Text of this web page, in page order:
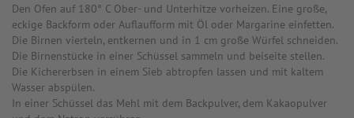
Den Ofen auf 180° C Ober- und Unterhitze vorheizen. Eine große,
eckige Backform oder Auflaufform mit Öl oder Margarine einfetten.
Die Birnen vierteln, entkernen und in 1 cm große Würfel schneiden.
Die Birnenstücke in einer Schüssel sammeln und beiseite stellen.
Die Kichererbsen in einem Sieb abtropfen lassen und mit kaltem
Wasser abspülen.
In einer Schüssel das Mehl mit dem Backpulver, dem Kakaopulver